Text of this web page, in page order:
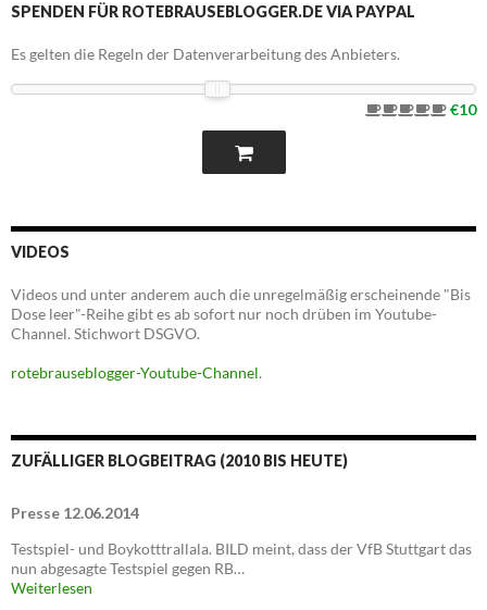
SPENDEN FÜR ROTEBRAUSEBLOGGER.DE VIA PAYPAL
Es gelten die Regeln der Datenverarbeitung des Anbieters.
€10
VIDEOS
Videos und unter anderem auch die unregelmäßig erscheinende "Bis
Dose leer"-Reihe gibt es ab sofort nur noch drüben im Youtube-
Channel. Stichwort DSGVO.
rotebrauseblogger-Youtube-Channel.
ZUFÄLLIGER BLOGBEITRAG (2010 BIS HEUTE)
Presse 12.06.2014
Testspiel- und Boykotttrallala. BILD meint, dass der VfB Stuttgart das
nun abgesagte Testspiel gegen RB…
Weiterlesen